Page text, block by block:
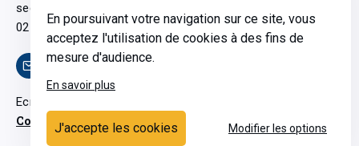
En poursuivant votre navigation sur ce site, vous
acceptez l'utilisation de cookies à des fins de
mesure d'audience.
En savoir plus
J'accepte les cookies Modifier les options
secretariatgeneral@pfwb.be
02 506 38 11
Contact
Ecrivez-nous
Contactez-nous